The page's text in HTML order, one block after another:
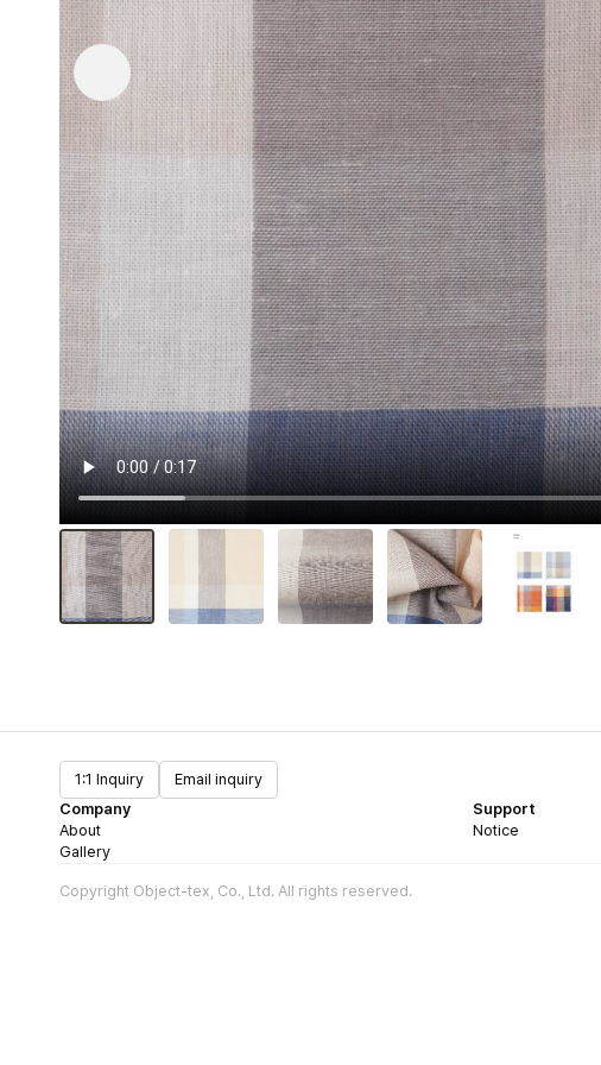
1:1 Inquiry
Email inquiry
Company
About
Gallery
Support
Notice
Copyright Object-tex, Co., Ltd. All rights reserved.